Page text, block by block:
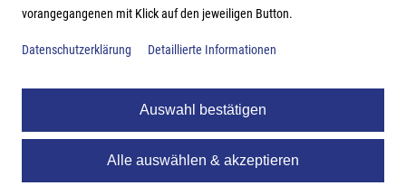
Hutter Trade GmbH + Co KG
Bgm.-Landmann-Platz 1-5
vorangegangenen mit Klick auf den jeweiligen Button.
Datenschutzerklärung Detaillierte Informationen
Auswahl bestätigen
Alle auswählen & akzeptieren